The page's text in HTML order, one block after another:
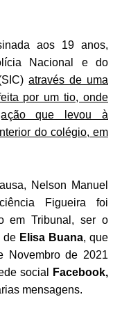
aos 19 anos,
Nacional e do
através de uma
por um tio, onde
que levou à
do colégio, em
Nelson Manuel
Figueira foi
em Tribunal, ser o
deElisa Buana, que
Novembro de 2021
social
Facebook,
mensagens.